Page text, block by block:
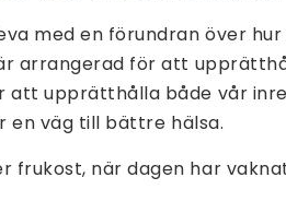
med en förundran över
arrangerad för att
att upprätthålla både vår
en väg till bättre hälsa.
frukost, när dagen har